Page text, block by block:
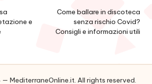
e
Come ballare in discoteca
senza rischio Covid?
Consigli e informazioni utili
MediterraneOnline.it. All rights reserved.